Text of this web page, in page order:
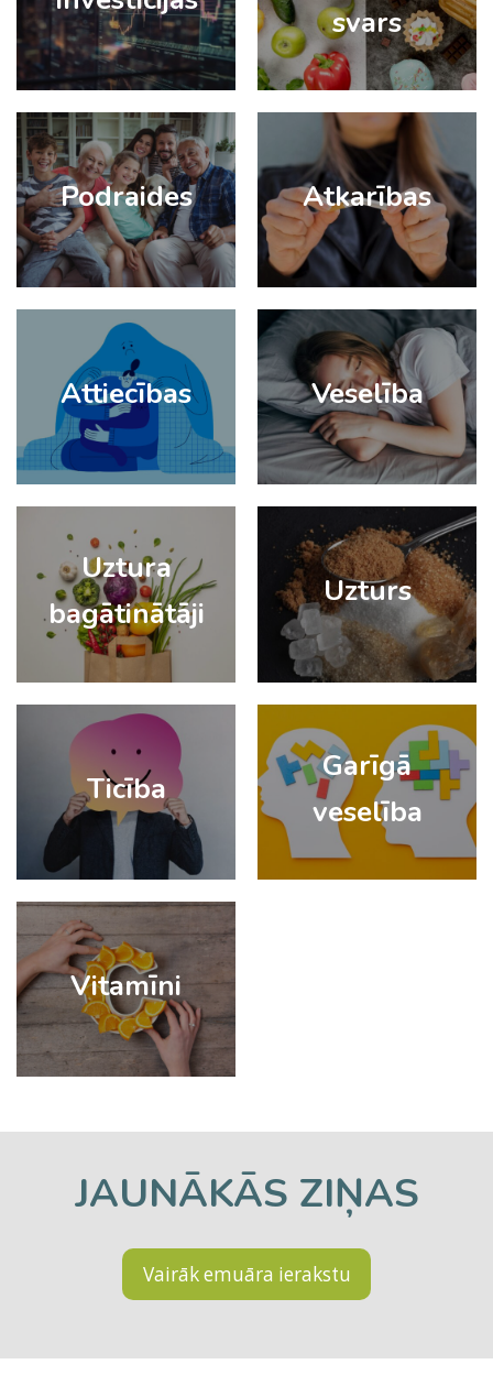
svars
Podraides Atkarības
Attiecības Veselība
Uztura
bagātinātāji
Uzturs
Ticība
Garīgā
veselība
Vitamīni
JAUNĀKĀS ZIŅAS
Vairāk emuāra ierakstu